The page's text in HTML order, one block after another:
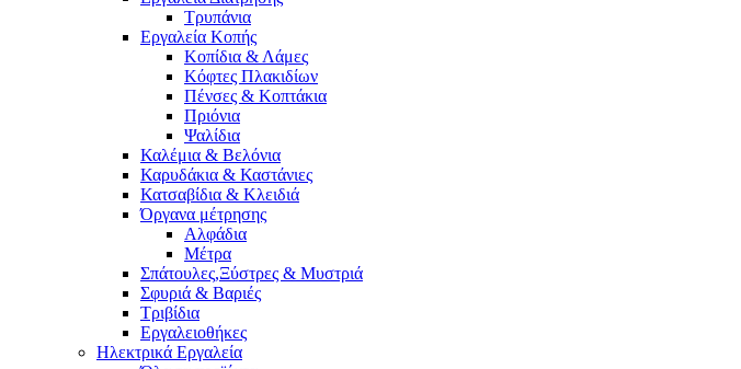
Τρυπάνια
Εργαλεία Κοπής
Κοπίδια & Λάμες
Κόφτες Πλακιδίων
Πένσες & Κοπτάκια
Πριόνια
Ψαλίδια
Καλέμια & Βελόνια
Καρυδάκια & Καστάνιες
Κατσαβίδια & Κλειδιά
Όργανα μέτρησης
Αλφάδια
Μέτρα
Σπάτουλες,Ξύστρες & Μυστριά
Σφυριά & Βαριές
Τριβίδια
Εργαλειοθήκες
Ηλεκτρικά Εργαλεία